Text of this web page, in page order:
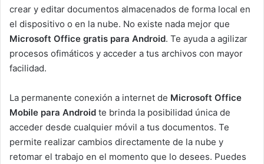
crear y editar documentos almacenados de forma local en
el dispositivo o en la nube. No existe nada mejor que
Microsoft Office gratis para Android. Te ayuda a agilizar
procesos ofimáticos y acceder a tus archivos con mayor
facilidad.
La permanente conexión a internet de Microsoft Office
Mobile para Android te brinda la posibilidad única de
acceder desde cualquier móvil a tus documentos. Te
permite realizar cambios directamente de la nube y
retomar el trabajo en el momento que lo desees. Puedes